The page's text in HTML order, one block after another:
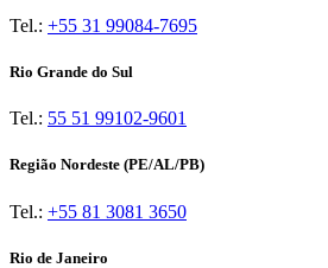
Tel.: +55 31 99084-7695
Rio Grande do Sul
Tel.: 55 51 99102-9601
Região Nordeste (PE/AL/PB)
Tel.: +55 81 3081 3650
Rio de Janeiro